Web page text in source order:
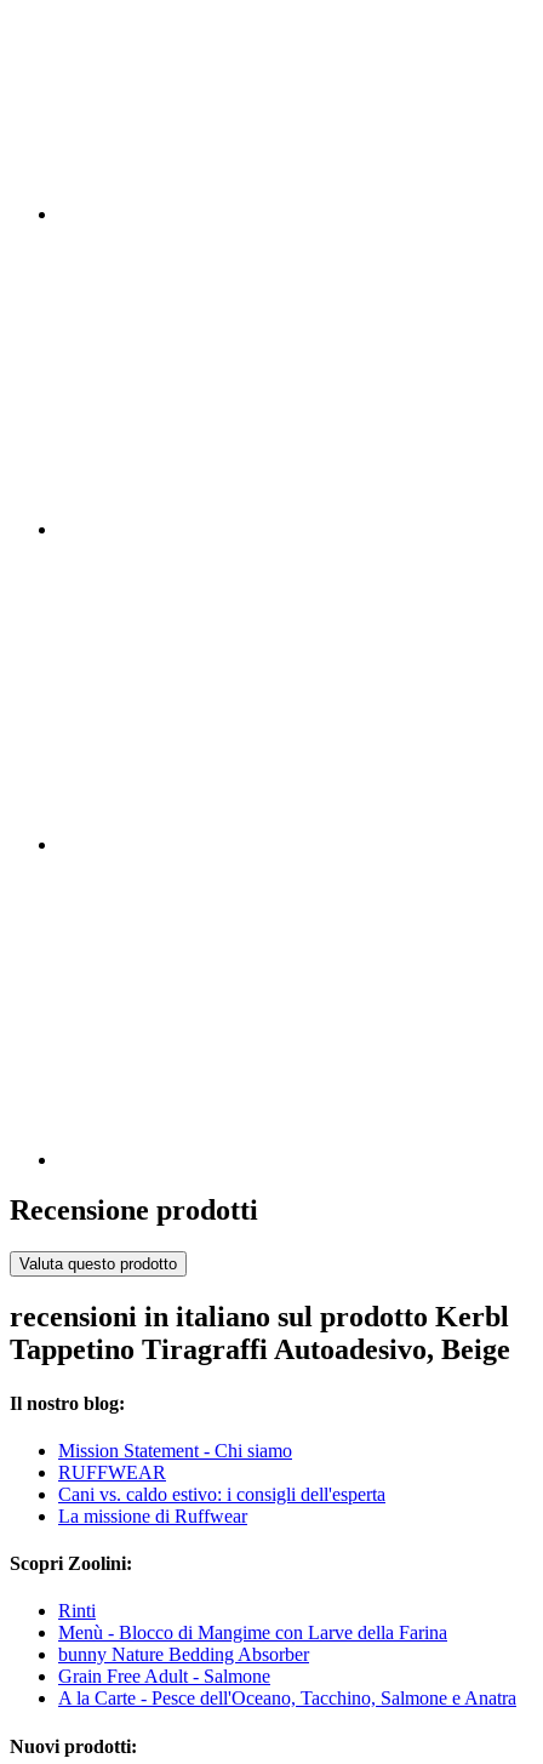
Recensione prodotti
Valuta questo prodotto
recensioni in italiano sul prodotto Kerbl
Tappetino Tiragraffi Autoadesivo, Beige
Il nostro blog:
Mission Statement - Chi siamo
RUFFWEAR
Cani vs. caldo estivo: i consigli dell'esperta
La missione di Ruffwear
Scopri Zoolini:
Rinti
Menù - Blocco di Mangime con Larve della Farina
bunny Nature Bedding Absorber
Grain Free Adult - Salmone
A la Carte - Pesce dell'Oceano, Tacchino, Salmone e Anatra
Nuovi prodotti: